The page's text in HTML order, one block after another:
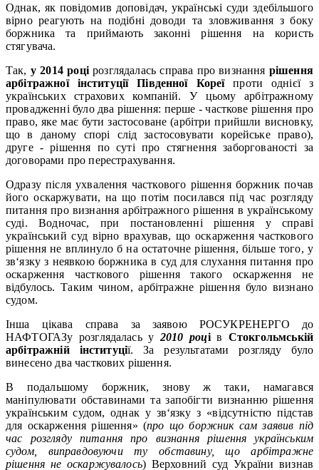
Однак, як повідомив доповідач, українські суди здебільшого
вірно реагують на подібні доводи та зловживання з боку
боржника та приймають законні рішення на користь
стягувача.
Так, у 2014 роцірозглядалась справа про визнання рішення
арбітражної інституції Південної Кореїпроти однієї з
українських страхових компаній. У цьому арбітражному
провадженні було два рішення: перше - часткове рішення про
право, яке має бути застосоване (арбітри прийшли висновку,
що в даному спорі слід застосовувати корейське право),
друге - рішення по суті про стягнення заборгованості за
договорами про перестрахування.
Одразу після ухвалення часткового рішення боржник почав
його оскаржувати, на що потім посилався під час розгляду
питання про визнання арбітражного рішення в українському
суді. Водночас, при постановленні рішення у справі
український суд вірно врахував, що оскарження часткового
рішення не вплинуло б на остаточне рішення, більше того, у
зв‘язку з неявкою боржника в суд для слухання питання про
оскарження часткового рішення такого оскарження не
відбулось. Таким чином, арбітражне рішення було визнано
судом.
Інша цікава справа за заявою РОСУКРЕНЕРГО до
НАФТОГАЗу розглядалась у 2010 роців Стокгольмській
арбітражній інституції. За результатами розгляду було
винесено два часткових рішення.
В подальшому боржник, знову ж таки, намагався
маніпулювати обставинами та запобігти визнанню рішення
українським судом, однак у зв‘язку з «відсутністю підстав
для оскарження рішення» (про що боржник сам заявив під
час розгляду питання про визнання рішення українським
судом, виправдовуючи ту обставину, що арбітражне
рішення не оскаржувалось) Верховний суд України визнав